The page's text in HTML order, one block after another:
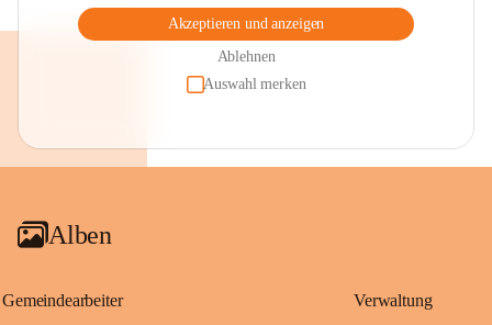
Akzeptieren und anzeigen
Ablehnen
Auswahl merken
Alben
Gemeindearbeiter Verwaltung